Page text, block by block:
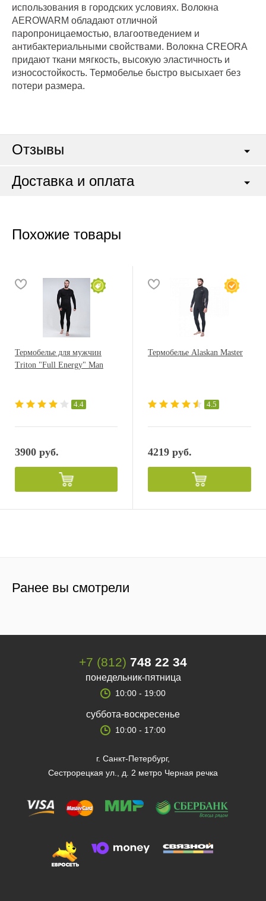
использования в городских условиях. Волокна
AEROWARM обладают отличной
паропроницаемостью, влагоотведением и
антибактериальными свойствами. Волокна CREORA
придают ткани мягкость, высокую эластичность и
износостойкость. Термобелье быстро высыхает без
потери размера.
Отзывы
Доставка и оплата
Похожие товары
Термобелье для мужчин
Triton "Full Energy" Man
4.4
3900 руб.
Термобелье Alaskan Master
4.5
4219 руб.
Ранее вы смотрели
+7 (812) 748 22 34
понедельник-пятница
10:00 - 19:00
суббота-воскресенье
10:00 - 17:00
г. Санкт-Петербург,
Сестрорецкая ул., д. 2 метро Черная речка